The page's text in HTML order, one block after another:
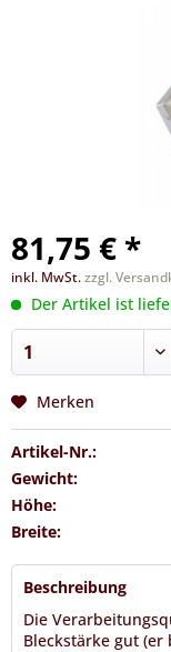
81,75 € *
inkl. MwSt.zzgl.
Der Artikel ist
Merken
Artikel-Nr.:
Gewicht:
Höhe:
Breite:
Beschreibung
Die
Bleckstärke gut (er